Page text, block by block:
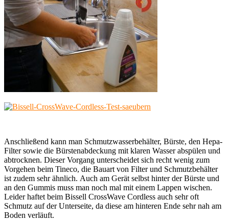
Anschließend kann man Schmutzwasserbehälter, Bürste, den Hepa-
Filter sowie die Bürstenabdeckung mit klaren Wasser abspülen und
abtrocknen. Dieser Vorgang unterscheidet sich recht wenig zum
Vorgehen beim Tineco, die Bauart von Filter und Schmutzbehälter
ist zudem sehr ähnlich. Auch am Gerät selbst hinter der Bürste und
an den Gummis muss man noch mal mit einem Lappen wischen.
Leider haftet beim Bissell CrossWave Cordless auch sehr oft
Schmutz auf der Unterseite, da diese am hinteren Ende sehr nah am
Boden verläuft.